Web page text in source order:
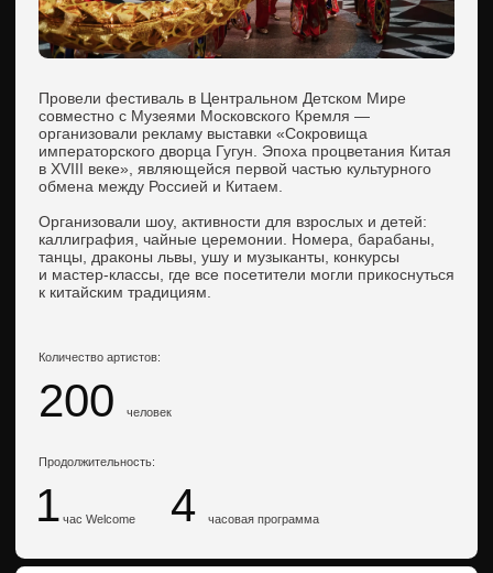
С 2015 по 2021 год мы были официальным тайко-
коллективом UNIQLO в России, отвечая за шоу-
15-минутные выступления с участием японских
барабанов и танцев гейш. Это были громкие, ритмичные
шоу, собирающие внимание гостей, прессы и прохожих.
Количество артистов:
5 10
Продолжительность:
3
ARTPLAY — КОНЦЕРТНЫЕ
ПРОГРАММЫ НА
В 2022—2023 годах для мультимедийной выставки